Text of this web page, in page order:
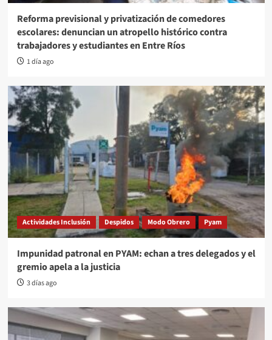
Reforma previsional y privatización de comedores
escolares: denuncian un atropello histórico contra
trabajadores y estudiantes en Entre Ríos
1 día ago
Actividades Inclusión Despidos Modo Obrero Pyam
Impunidad patronal en PYAM: echan a tres delegados y el
gremio apela a la justicia
3 días ago